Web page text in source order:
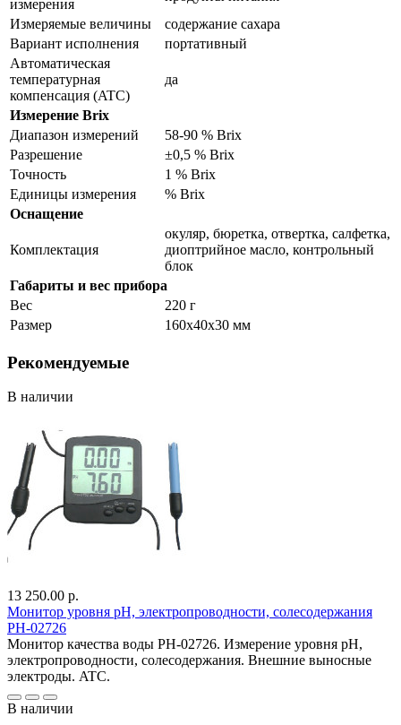
измерения
Измеряемые величины
содержание сахара
Вариант исполнения
портативный
Автоматическая
температурная
компенсация (ATC)
да
Измерение Brix
Диапазон измерений
58-90 % Brix
Разрешение
±0,5 % Brix
Точность
1 % Brix
Единицы измерения
% Brix
Оснащение
Комплектация
окуляр, бюретка, отвертка, салфетка,
диоптрийное масло, контрольный
блок
Габариты и вес прибора
Вес
220 г
Размер
160x40x30 мм
Рекомендуемые
В наличии
13 250.00 р.
Монитор уровня pH, электропроводности, солесодержания
PH-02726
Монитор качества воды PH-02726. Измерение уровня pH,
электропроводности, солесодержания. Внешние выносные
электроды. ATC.
В наличии